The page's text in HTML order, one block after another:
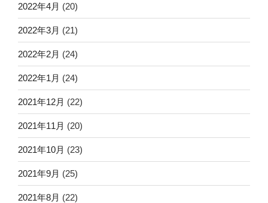
2022年4月 (20)
2022年3月 (21)
2022年2月 (24)
2022年1月 (24)
2021年12月 (22)
2021年11月 (20)
2021年10月 (23)
2021年9月 (25)
2021年8月 (22)